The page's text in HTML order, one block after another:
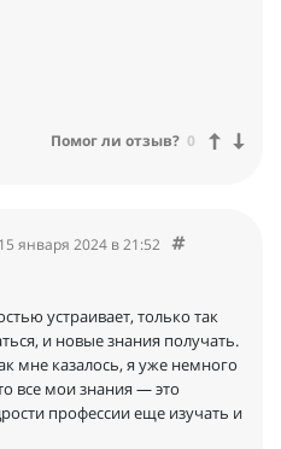
Помог ли отзыв? 0
15 января 2024 в 21:52
устраивает, только так
и новые знания получать.
мне казалось, я уже немного
все мои знания — это
профессии еще изучать и